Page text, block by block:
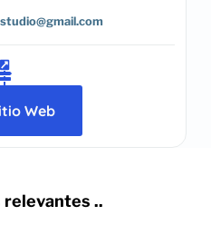
Web
relevantes ..